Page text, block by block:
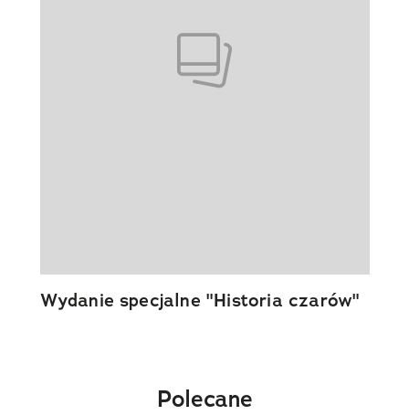
Wydanie specjalne "Historia czarów"
Polecane